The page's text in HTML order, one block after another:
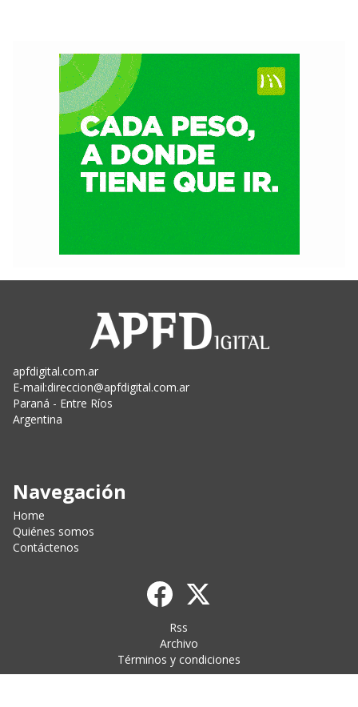
apfdigital.com.ar
E-mail:direccion@apfdigital.com.ar
Paraná - Entre Ríos
Argentina
Navegación
Home
Quiénes somos
Contáctenos
Rss
Archivo
Términos y condiciones